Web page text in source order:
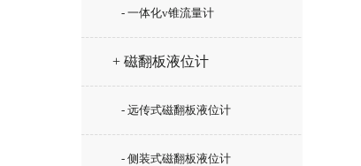
- 一体化v锥流量计
+ 磁翻板液位计
- 远传式磁翻板液位计
- 侧装式磁翻板液位计
孔
解